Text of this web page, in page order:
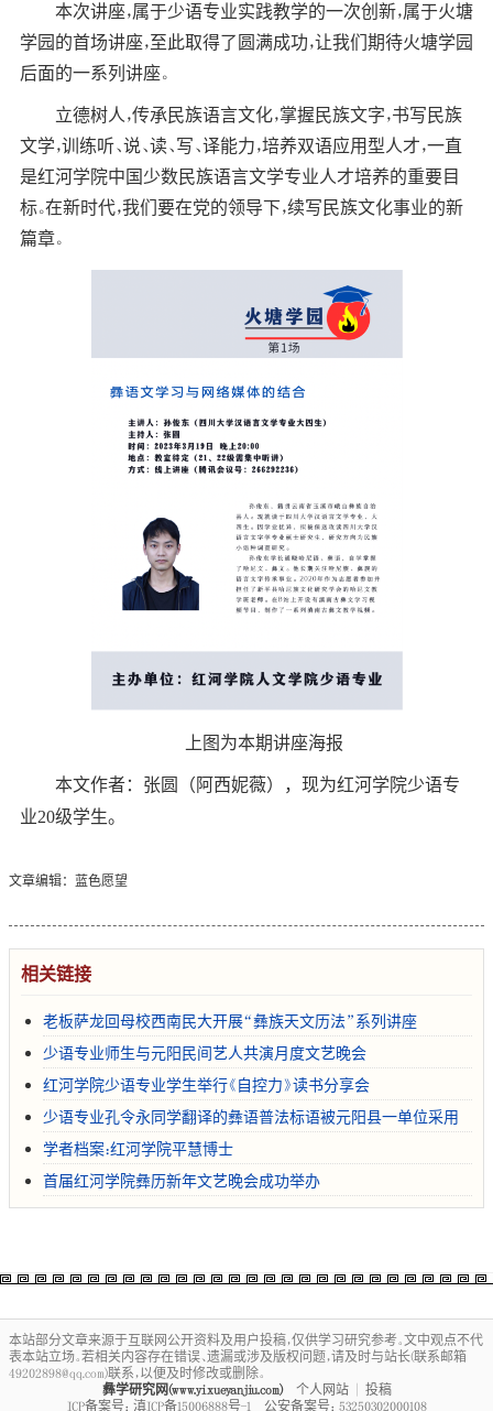
本次讲座，属于少语专业实践教学的一次创新，属于火塘
学园的首场讲座，至此取得了圆满成功，让我们期待火塘学园
后面的一系列讲座。
立德树人，传承民族语言文化，掌握民族文字，书写民族
文学，训练听、说、读、写、译能力，培养双语应用型人才，一直
是红河学院中国少数民族语言文学专业人才培养的重要目
标。在新时代，我们要在党的领导下，续写民族文化事业的新
篇章。
上图为本期讲座海报
本文作者：张圆（阿西妮薇），现为红河学院少语专
业20级学生。
文章编辑：蓝色愿望
相关链接
老板萨龙回母校西南民大开展“彝族天文历法”系列讲座
少语专业师生与元阳民间艺人共演月度文艺晚会
红河学院少语专业学生举行《自控力》读书分享会
少语专业孔令永同学翻译的彝语普法标语被元阳县一单位采用
学者档案：红河学院平慧博士
首届红河学院彝历新年文艺晚会成功举办
本站部分文章来源于互联网公开资料及用户投稿，仅供学习研究参考。文中观点不代
表本站立场。若相关内容存在错误、遗漏或涉及版权问题，请及时与站长(联系邮箱
49202898@qq.com)联系，以便及时修改或删除。
彝学研究网(www.yixueyanjiu.com)
个人网站| 投稿
ICP备案号： 滇ICP备15006888号-1 公安备案号： 53250302000108